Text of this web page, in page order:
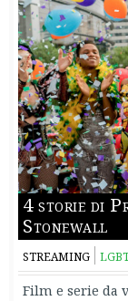
4 storie di
Stonewall
STREAMING
Film e serie da